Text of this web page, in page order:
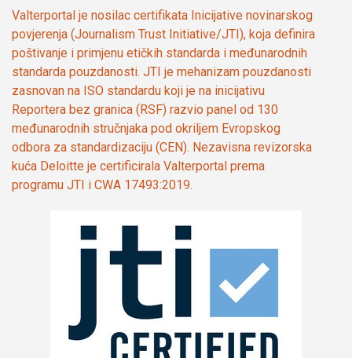
Valterportal je nosilac certifikata Inicijative novinarskog
povjerenja (Journalism Trust Initiative/JTI), koja definira
poštivanje i primjenu etičkih standarda i međunarodnih
standarda pouzdanosti. JTI je mehanizam pouzdanosti
zasnovan na ISO standardu koji je na inicijativu
Reportera bez granica (RSF) razvio panel od 130
međunarodnih stručnjaka pod okriljem Evropskog
odbora za standardizaciju (CEN). Nezavisna revizorska
kuća Deloitte je certificirala Valterportal prema
programu JTI i CWA 17493:2019.